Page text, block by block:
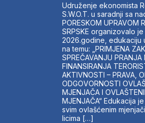
Udruženje ekonomista
S.W.O.T. u saradnji sa
PORESKOM UPRAVOM
SRPSKE organizovalo je
2026.godine, edukaciju
na temu: „PRIMJENA
SPREČAVANJU PRANJA
FINANSIRANJA
AKTIVNOSTI – PRAVA,
ODGOVORNOSTI
MJENJAČA I
MJENJAČA“ Edukacija
svim ovlašćenim
licima […]